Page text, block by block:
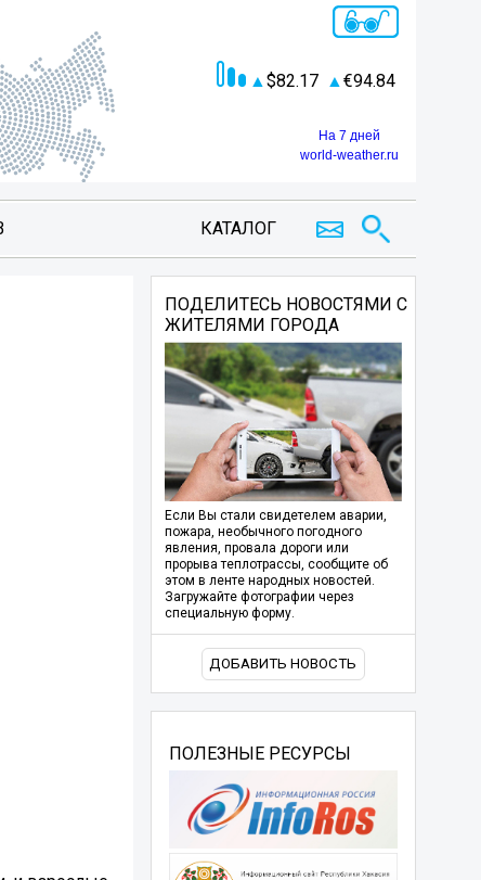
82.17 94.84
На 7 дней
world-weather.ru
КАТАЛОГ
ПОДЕЛИТЕСЬ НОВОСТЯМИ С
ЖИТЕЛЯМИ ГОРОДА
Если Вы стали свидетелем аварии,
пожара, необычного погодного
явления, провала дороги или
прорыва теплотрассы, сообщите об
этом в ленте народных новостей.
Загружайте фотографии через
специальную форму.
ДОБАВИТЬ НОВОСТЬ
ПОЛЕЗНЫЕ РЕСУРСЫ